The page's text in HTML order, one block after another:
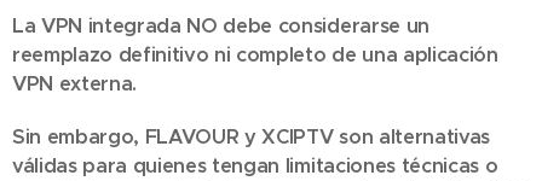
La VPN integrada NO debe considerarse un
reemplazo definitivo ni completo de una aplicación
VPN externa.
Sin embargo, FLAVOUR y XCIPTV son alternativas
válidas para quienes tengan limitaciones técnicas o